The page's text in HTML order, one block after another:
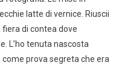
latte di vernice. Riuscii
di contea dove
L’ho tenuta nascosta
come prova segreta che era